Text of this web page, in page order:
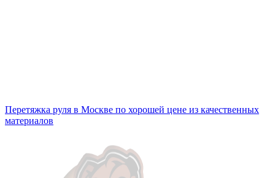
Перетяжка руля в Москве по хорошей цене из качественных
материалов